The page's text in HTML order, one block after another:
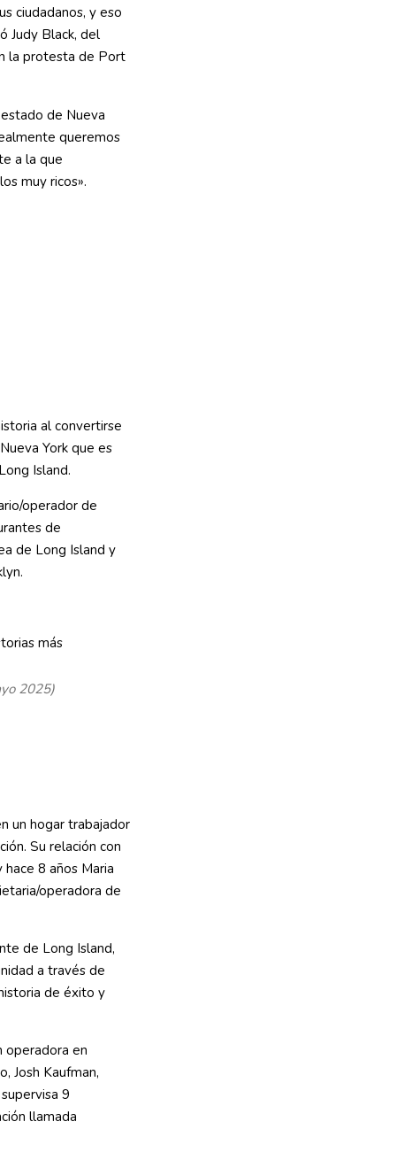
ciudadanos, y eso
Judy Black, del
la protesta de Port
de Nueva
queremos
a la que
muy ricos».
al convertirse
York que es
Island.
operador de
de
de Long Island y
2025)
un hogar trabajador
Su relación con
hace 8 años Maria
operadora de
de Long Island,
a través de
de éxito y
operadora en
Josh Kaufman,
9
llamada